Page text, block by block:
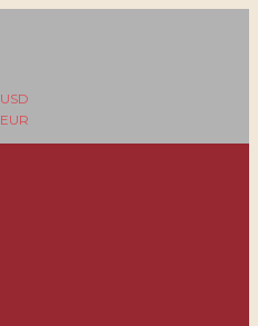
USD
EUR